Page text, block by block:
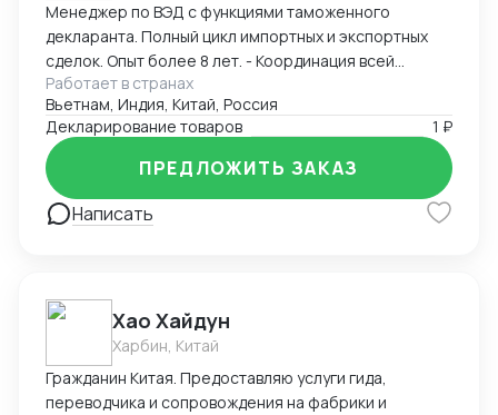
Менеджер по ВЭД с функциями таможенного
декларанта. Полный цикл импортных и экспортных
сделок. Опыт более 8 лет. - Координация всей
цепочки поставок. Взаимодействие с: -
Поставщиками, - Транспортными компаниями и -
органами по Сертификации. - Определение кода ТН
ВЭД, расчет пошлины и таможенных платежей,
расчет себестоимости поставки товара. -
Прохождение таможенного контроля.
Самостоятельная подача Деклараций.
Работает в странах
Вьетнам, Индия, Китай, Россия
Декларирование товаров
1 ₽
Написать
ПРЕДЛОЖИТЬ ЗАКАЗ
Хао Хайдун
Харбин, Китай
Гражданин Китая. Предоставляю услуги гида,
переводчика и сопровождения на фабрики и